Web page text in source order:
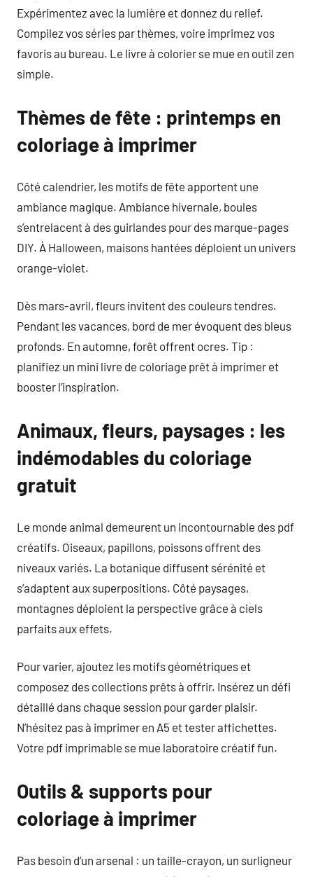
Expérimentez avec la lumière et donnez du relief.
Compilez vos séries par thèmes, voire imprimez vos
favoris au bureau. Le livre à colorier se mue en outil zen
simple.
Thèmes de fête : printemps en
coloriage à imprimer
Côté calendrier, les motifs de fête apportent une
ambiance magique. Ambiance hivernale, boules
s’entrelacent à des guirlandes pour des marque-pages
DIY. À Halloween, maisons hantées déploient un univers
orange-violet.
Dès mars-avril, fleurs invitent des couleurs tendres.
Pendant les vacances, bord de mer évoquent des bleus
profonds. En automne, forêt offrent ocres. Tip :
planifiez un mini livre de coloriage prêt à imprimer et
booster l’inspiration.
Animaux, fleurs, paysages : les
indémodables du coloriage
gratuit
Le monde animal demeurent un incontournable des pdf
créatifs. Oiseaux, papillons, poissons offrent des
niveaux variés. La botanique diffusent sérénité et
s’adaptent aux superpositions. Côté paysages,
montagnes déploient la perspective grâce à ciels
parfaits aux effets.
Pour varier, ajoutez les motifs géométriques et
composez des collections prêts à offrir. Insérez un défi
détaillé dans chaque session pour garder plaisir.
N’hésitez pas à imprimer en A5 et tester affichettes.
Votre pdf imprimable se mue laboratoire créatif fun.
Outils & supports pour
coloriage à imprimer
Pas besoin d’un arsenal : un taille-crayon, un surligneur